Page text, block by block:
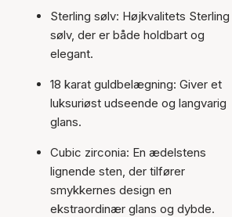
Sterling sølv: Højkvalitets Sterling
sølv, der er både holdbart og
elegant.
18 karat guldbelægning: Giver et
luksuriøst udseende og langvarig
glans.
Cubic zirconia: En ædelstens
lignende sten, der tilfører
smykkernes design en
ekstraordinær glans og dybde.